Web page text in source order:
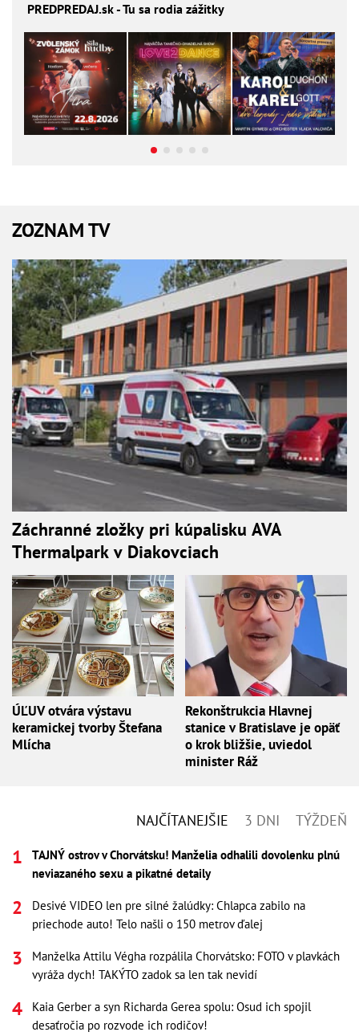
PREDPREDAJ.sk - Tu sa rodia zážitky
ZOZNAM TV
Záchranné zložky pri kúpalisku AVA
Thermalpark v Diakovciach
ÚĽUV otvára výstavu
keramickej tvorby Štefana
Mlícha
Rekonštrukcia Hlavnej
stanice v Bratislave je opäť
o krok bližšie, uviedol
minister Ráž
NAJČÍTANEJŠIE 3 DNI TÝŽDEŇ
TAJNÝ ostrov v Chorvátsku! Manželia odhalili dovolenku plnú
neviazaného sexu a pikatné detaily
Desivé VIDEO len pre silné žalúdky: Chlapca zabilo na
priechode auto! Telo našli o 150 metrov ďalej
Manželka Attilu Végha rozpálila Chorvátsko: FOTO v plavkách
vyráža dych! TAKÝTO zadok sa len tak nevidí
Kaia Gerber a syn Richarda Gerea spolu: Osud ich spojil
desaťročia po rozvode ich rodičov!